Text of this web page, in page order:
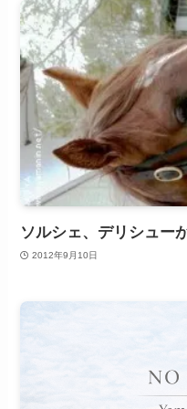
ソルシェ、デリシュー
2012年9月10日